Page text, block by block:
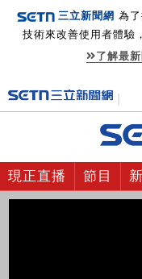
三立新聞網 為
技術來改善使用者體驗
了解最
現正直播 節目